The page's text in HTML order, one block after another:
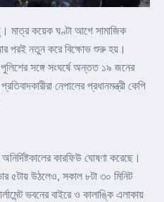
মাত্র কয়েক ঘণ্টা আগে সামাজিক
পরই নতুন করে বিক্ষোভ শুরু হয়।
পুলিশের সঙ্গে সংঘর্ষে অন্তত ১৯ জনের
নেপালের প্রধানমন্ত্রী কেপি
কারফিউ ঘোষণা করেছে।
৫টায় উঠলেও, সকাল ৮টা ৩০ মিনিট
ভবনের বাইরে ও কালাঙ্কি এলাকায়